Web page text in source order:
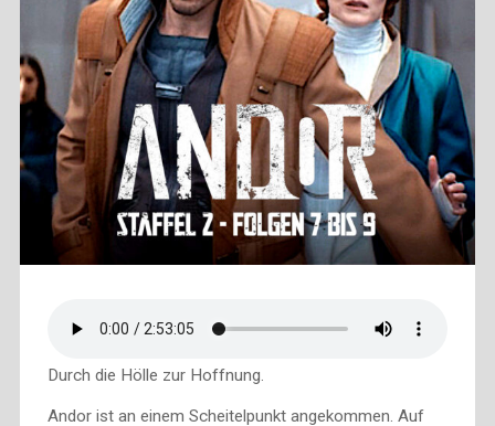
Durch die Hölle zur Hoffnung.
Andor ist an einem Scheitelpunkt angekommen. Auf